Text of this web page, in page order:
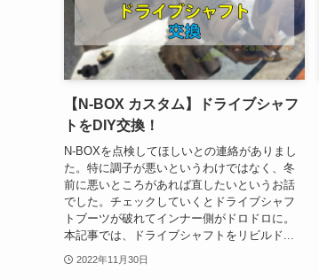
【N-BOX カスタム】ドライブシャフ
トをDIY交換！
N-BOXを点検してほしいとの連絡がありまし
た。特に調子が悪いというわけではなく、冬
前に悪いところがあれば直したいというお話
でした。チェックしていくとドライブシャフ
トブーツが破れてインナー側がドロドロに。
本記事では、ドライブシャフトをリビルド...
2022年11月30日